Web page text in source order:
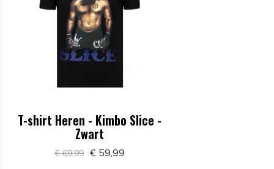
T-shirt Heren - Kimbo Slice -
Zwart
€ 69,99 € 59,99